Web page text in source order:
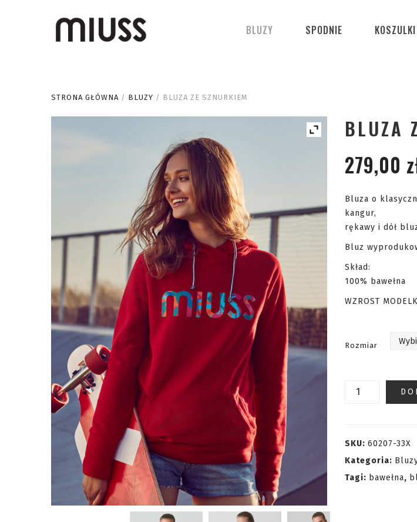
BLUZY SPODNIE KOSZULKI
STRONA GŁÓWNA / BLUZY / BLUZA ZE SZNURKIEM
BLUZA
279,00
Bluza o
kangur,
rękawy i dół
Bluz
Skład:
100% bawełna
WZROST
Rozmiar
ilość
SKU: 60207-33X
Kategoria:
Tagi: bawełna,